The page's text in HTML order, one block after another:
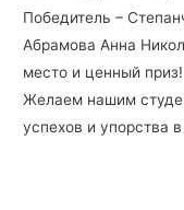
Победитель –
Абрамова Анна
место и ценный приз!
Желаем нашим
успехов и упорства